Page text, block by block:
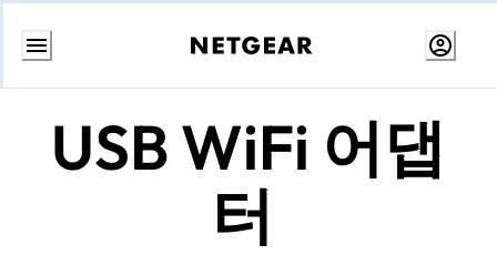
콘
USB WiFi 어댑
터